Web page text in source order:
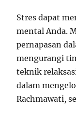
Stres dapat
mental Anda.
pernapasan
mengurangi
teknik
dalam
Rachmawati,